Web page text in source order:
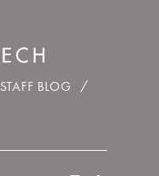
STAFF BLOG